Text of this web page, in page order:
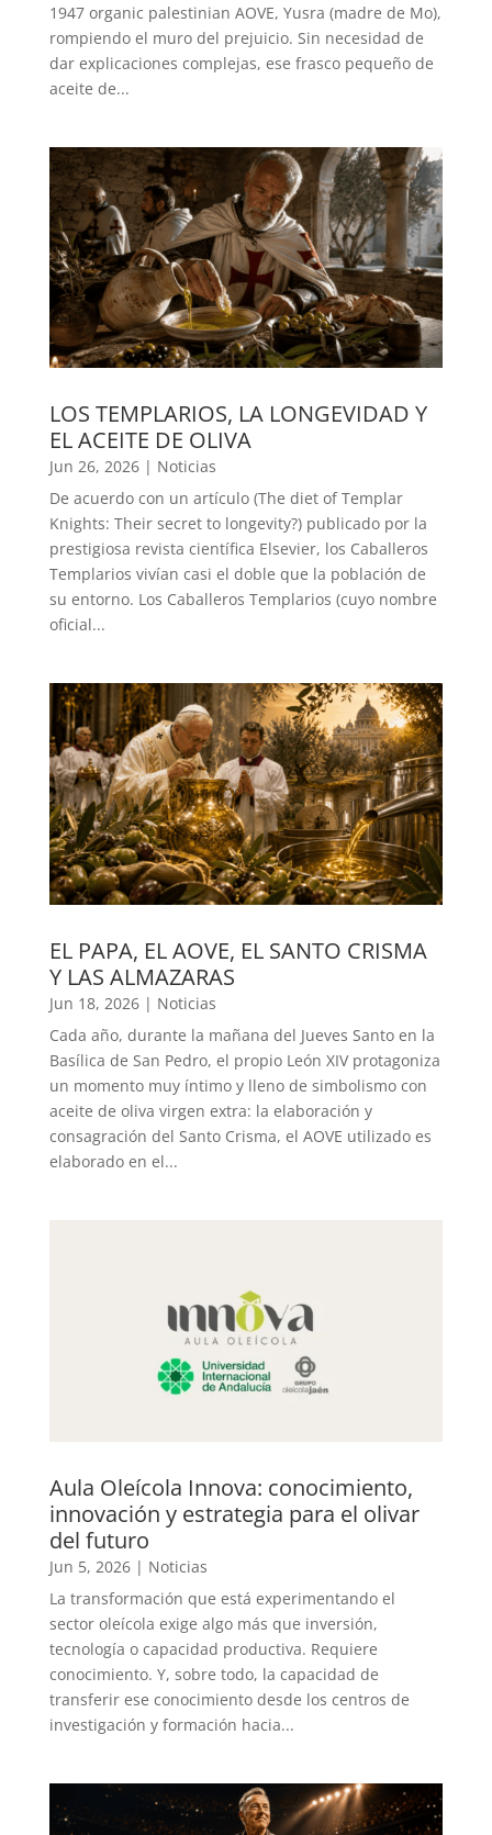
1947 organic palestinian AOVE, Yusra (madre de Mo),
rompiendo el muro del prejuicio. Sin necesidad de
dar explicaciones complejas, ese frasco pequeño de
aceite de...
LOS TEMPLARIOS, LA LONGEVIDAD Y
EL ACEITE DE OLIVA
Jun 26, 2026| Noticias
De acuerdo con un artículo (The diet of Templar
Knights: Their secret to longevity?) publicado por la
prestigiosa revista científica Elsevier, los Caballeros
Templarios vivían casi el doble que la población de
su entorno. Los Caballeros Templarios (cuyo nombre
oficial...
EL PAPA, EL AOVE, EL SANTO CRISMA
Y LAS ALMAZARAS
Jun 18, 2026| Noticias
Cada año, durante la mañana del Jueves Santo en la
Basílica de San Pedro, el propio León XIV protagoniza
un momento muy íntimo y lleno de simbolismo con
aceite de oliva virgen extra: la elaboración y
consagración del Santo Crisma, el AOVE utilizado es
elaborado en el...
Aula Oleícola Innova: conocimiento,
innovación y estrategia para el olivar
del futuro
Jun 5, 2026| Noticias
La transformación que está experimentando el
sector oleícola exige algo más que inversión,
tecnología o capacidad productiva. Requiere
conocimiento. Y, sobre todo, la capacidad de
transferir ese conocimiento desde los centros de
investigación y formación hacia...